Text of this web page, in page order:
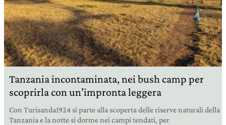
Tanzania incontaminata, nei bush camp per
scoprirla con un’impronta leggera
Con Turisanda1924 si parte alla scoperta delle riserve naturali della
Tanzania e la notte si dorme nei campi tendati, per